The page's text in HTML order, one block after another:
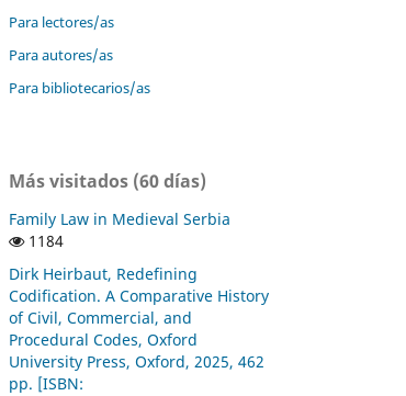
Para lectores/as
Para autores/as
Para bibliotecarios/as
Más visitados (60 días)
Family Law in Medieval Serbia
1184
Dirk Heirbaut, Redefining
Codification. A Comparative History
of Civil, Commercial, and
Procedural Codes, Oxford
University Press, Oxford, 2025, 462
pp. [ISBN: